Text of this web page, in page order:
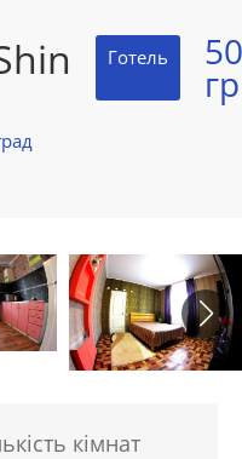
Готель
кімнат